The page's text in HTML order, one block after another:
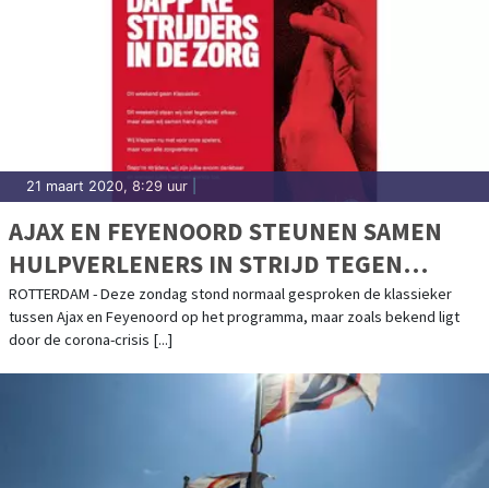
21 maart 2020, 8:29 uur
AJAX EN FEYENOORD STEUNEN SAMEN
HULPVERLENERS IN STRIJD TEGEN
CORONA
ROTTERDAM - Deze zondag stond normaal gesproken de klassieker
tussen Ajax en Feyenoord op het programma, maar zoals bekend ligt
door de corona-crisis [...]